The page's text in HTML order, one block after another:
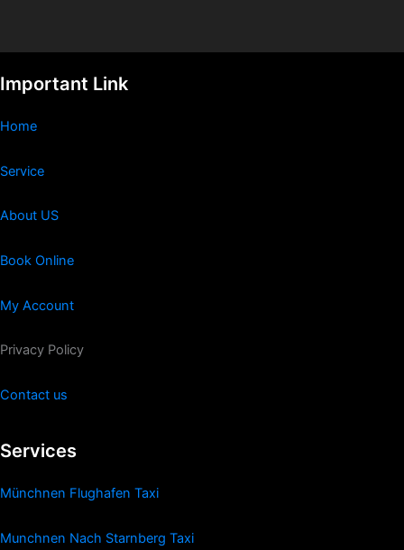
Important Link
Home
Service
About US
Book Online
My Account
Privacy Policy
Contact us
Services
Münchnen Flughafen Taxi
Munchnen Nach Starnberg Taxi